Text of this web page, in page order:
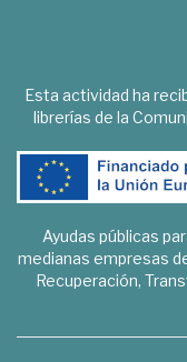
Esta actividad ha
librerías de la
Ayudas públicas
medianas empresas
Recuperación,